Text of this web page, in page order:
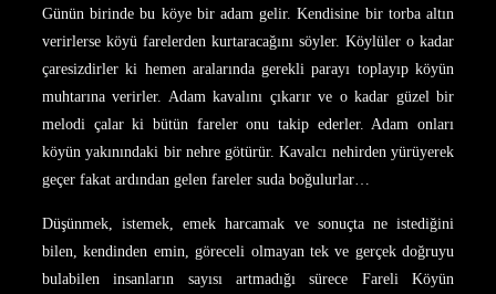
Günün birinde bu köye bir adam gelir. Kendisine bir torba altın
verirlerse köyü farelerden kurtaracağını söyler. Köylüler o kadar
çaresizdirler ki hemen aralarında gerekli parayı toplayıp köyün
muhtarına verirler. Adam kavalını çıkarır ve o kadar güzel bir
melodi çalar ki bütün fareler onu takip ederler. Adam onları
köyün yakınındaki bir nehre götürür. Kavalcı nehirden yürüyerek
geçer fakat ardından gelen fareler suda boğulurlar…
Düşünmek, istemek, emek harcamak ve sonuçta ne istediğini
bilen, kendinden emin, göreceli olmayan tek ve gerçek doğruyu
bulabilen insanların sayısı artmadığı sürece Fareli Köyün